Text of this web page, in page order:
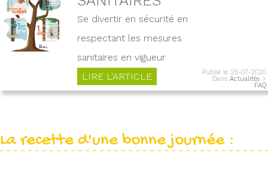
Se divertir en sécurité en
respectant les mesures
sanitaires en vigueur
LIRE L'ARTICLE
Publié le 25-07-2020
Dans Actualités >
FAQ
La recette d'une bonne journée :